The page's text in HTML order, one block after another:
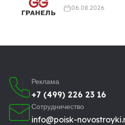
06.08.2026
Реклама
+7 (499) 226 23 16
Сотрудничество
info@poisk-